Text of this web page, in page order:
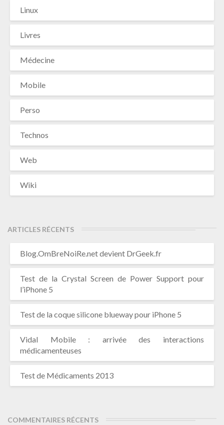
Linux
Livres
Médecine
Mobile
Perso
Technos
Web
Wiki
ARTICLES RÉCENTS
Blog.OmBreNoiRe.net devient DrGeek.fr
Test de la Crystal Screen de Power Support pour
l’iPhone 5
Test de la coque silicone blueway pour iPhone 5
Vidal Mobile : arrivée des interactions
médicamenteuses
Test de Médicaments 2013
COMMENTAIRES RÉCENTS